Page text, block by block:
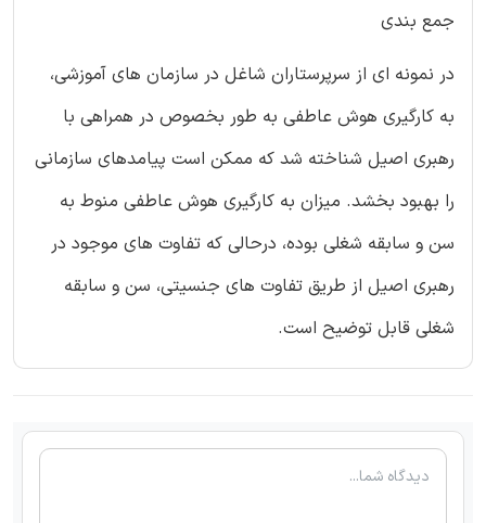
جمع بندی
در نمونه ای از سرپرستاران شاغل در سازمان های آموزشی،
به کارگیری هوش عاطفی به طور بخصوص در همراهی با
رهبری اصیل شناخته شد که ممکن است پیامدهای سازمانی
را بهبود بخشد. میزان به کارگیری هوش عاطفی منوط به
سن و سابقه شغلی بوده، درحالی که تفاوت های موجود در
رهبری اصیل از طریق تفاوت های جنسیتی، سن و سابقه
شغلی قابل توضیح است.